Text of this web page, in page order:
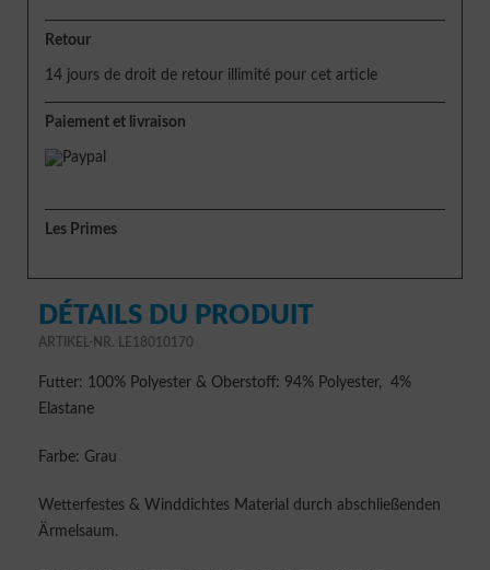
Retour
14 jours de droit de retour illimité pour cet article
Paiement et livraison
Les Primes
DÉTAILS DU PRODUIT
ARTIKEL-NR. LE18010170
Futter: 100% Polyester & Oberstoff: 94% Polyester, 4%
Elastane
Farbe: Grau
Wetterfestes & Winddichtes Material durch abschließenden
Ärmelsaum.